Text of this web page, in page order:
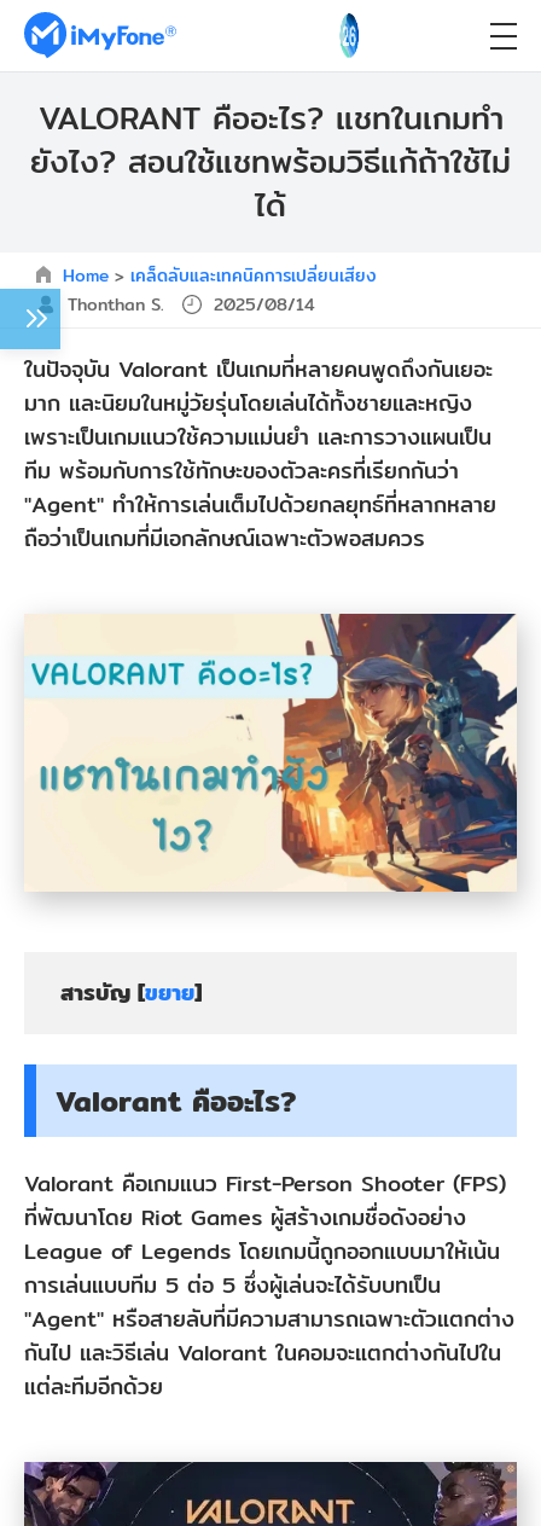
VALORANT คืออะไร? แชทในเกมทำ
ยังไง? สอนใช้แชทพร้อมวิธีแก้ถ้าใช้ไม่
ได้
Home > เคล็ดลับและเทคนิคการเปลี่ยนเสียง
Thonthan S.
2025/08/14
ในปัจจุบัน Valorant เป็นเกมที่หลายคนพูดถึงกันเยอะ
มาก และนิยมในหมู่วัยรุ่นโดยเล่นได้ทั้งชายและหญิง
เพราะเป็นเกมแนวใช้ความแม่นยำ และการวางแผนเป็น
ทีม พร้อมกับการใช้ทักษะของตัวละครที่เรียกกันว่า
"Agent" ทำให้การเล่นเต็มไปด้วยกลยุทธ์ที่หลากหลาย
ถือว่าเป็นเกมที่มีเอกลักษณ์เฉพาะตัวพอสมควร
สารบัญ [ขยาย]
ที่
1:
Valorant
คือ
อะไร?
ส่วน
ที่
2:
วิธี
การ
แช
Valorant คืออะไร?
Valorant คือเกมแนว First-Person Shooter (FPS)
ที่พัฒนาโดย Riot Games ผู้สร้างเกมชื่อดังอย่าง
League of Legends โดยเกมนี้ถูกออกแบบมาให้เน้น
การเล่นแบบทีม 5 ต่อ 5 ซึ่งผู้เล่นจะได้รับบทเป็น
"Agent" หรือสายลับที่มีความสามารถเฉพาะตัวแตกต่าง
กันไป และวิธีเล่น Valorant ในคอมจะแตกต่างกันไปใน
แต่ละทีมอีกด้วย